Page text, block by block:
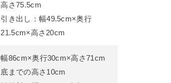
高さ75.5cm
引き出し：幅49.5cm×奥行
21.5cm×高さ20cm
幅86cm×奥行30cm×高さ71cm
底までの高さ10cm